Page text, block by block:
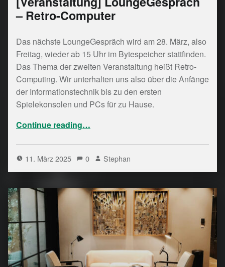
– Retro-Computer
Das nächste LoungeGespräch wird am 28. März, also
Freitag, wieder ab 15 Uhr im Bytespeicher stattfinden.
Das Thema der zweiten Veranstaltung heißt Retro-
Computing. Wir unterhalten uns also über die Anfänge
der Informationstechnik bis zu den ersten
Spielekonsolen und PCs für zu Hause.
Continue reading…
11. März 2025 0 Stephan